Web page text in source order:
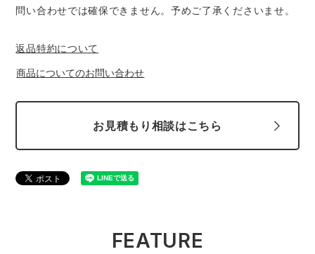
防寒
弘進ゴム 藤井電工
福山ゴム工業
問い合わせでは確保できません。予めご了承くださいませ。
返品特約について
商品についてのお問い合わせ
お見積もり相談はこちら
FEATURE